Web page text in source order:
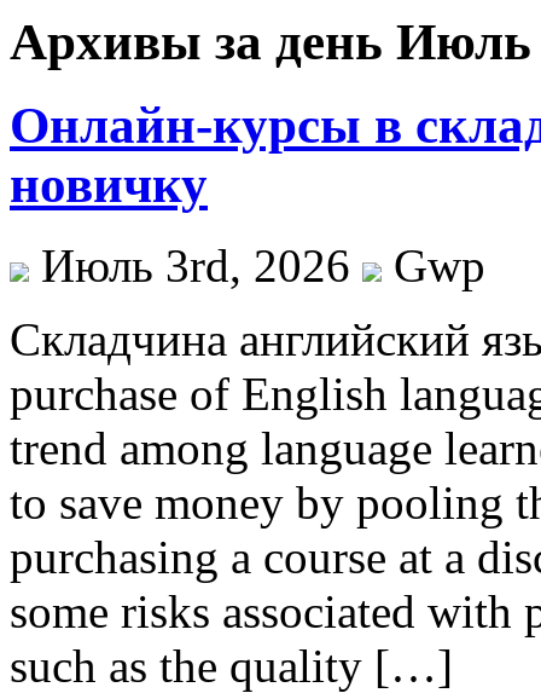
Архивы за день Июль
Онлайн-курсы в
новичку
Июль 3rd, 2026
Gwp
Склaдчинa aнглийский
purchase of English
trend among language
to save money by pooling
purchasing a course at a
some risks associated with
such as the quality […]